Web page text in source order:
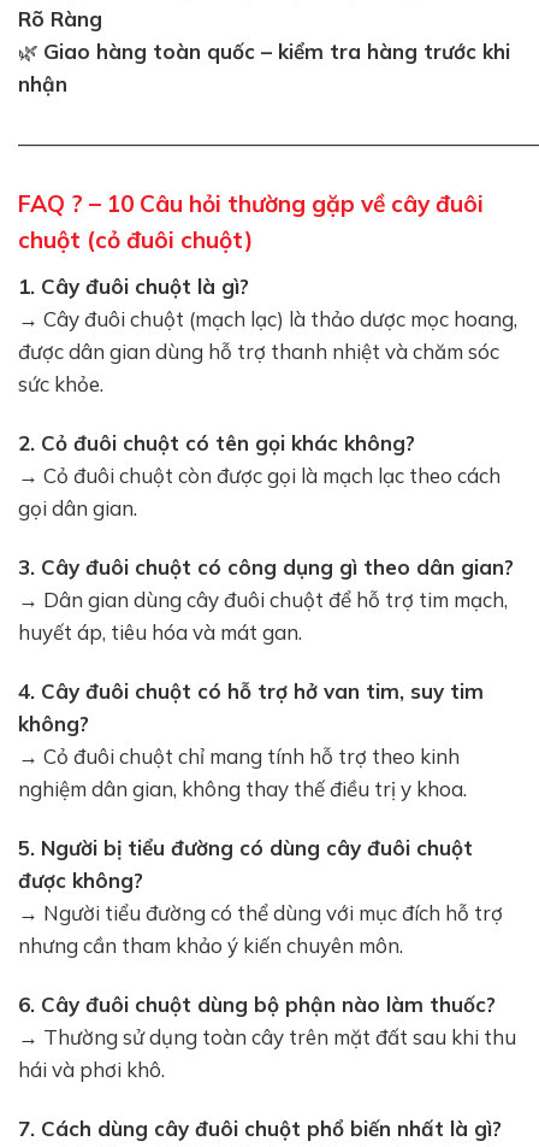
Rõ Ràng
🌿 Giao hàng toàn quốc – kiểm tra hàng trước khi
nhận
FAQ ? – 10 Câu hỏi thường gặp về cây đuôi
chuột (cỏ đuôi chuột)
1. Cây đuôi chuột là gì?
→ Cây đuôi chuột (mạch lạc) là thảo dược mọc hoang,
được dân gian dùng hỗ trợ thanh nhiệt và chăm sóc
sức khỏe.
2. Cỏ đuôi chuột có tên gọi khác không?
→ Cỏ đuôi chuột còn được gọi là mạch lạc theo cách
gọi dân gian.
3. Cây đuôi chuột có công dụng gì theo dân gian?
→ Dân gian dùng cây đuôi chuột để hỗ trợ tim mạch,
huyết áp, tiêu hóa và mát gan.
4. Cây đuôi chuột có hỗ trợ hở van tim, suy tim
không?
→ Cỏ đuôi chuột chỉ mang tính hỗ trợ theo kinh
nghiệm dân gian, không thay thế điều trị y khoa.
5. Người bị tiểu đường có dùng cây đuôi chuột
được không?
→ Người tiểu đường có thể dùng với mục đích hỗ trợ
nhưng cần tham khảo ý kiến chuyên môn.
6. Cây đuôi chuột dùng bộ phận nào làm thuốc?
→ Thường sử dụng toàn cây trên mặt đất sau khi thu
hái và phơi khô.
7. Cách dùng cây đuôi chuột phổ biến nhất là gì?